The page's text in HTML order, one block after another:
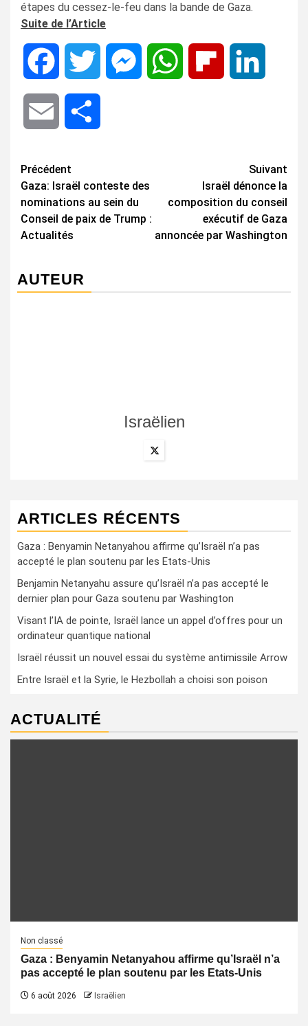
étapes du cessez-le-feu dans la bande de Gaza.
Suite de l’Article
Facebook Twitter MessengerWhatsApp Flipboard
Email
Navigation
d’article
Précédent
Gaza: Israël conteste des
nominations au sein du
Conseil de paix de Trump :
Actualités
Suivant
Israël dénonce la
composition du conseil
exécutif de Gaza
annoncée par Washington
AUTEUR
Israëlien
ARTICLES RÉCENTS
Gaza : Benyamin Netanyahou affirme qu’Israël n’a pas
accepté le plan soutenu par les Etats-Unis
Benjamin Netanyahu assure qu’Israël n’a pas accepté le
dernier plan pour Gaza soutenu par Washington
Visant l’IA de pointe, Israël lance un appel d’offres pour un
ordinateur quantique national
Israël réussit un nouvel essai du système antimissile Arrow
Entre Israël et la Syrie, le Hezbollah a choisi son poison
ACTUALITÉ
Non classé
Gaza : Benyamin Netanyahou affirme qu’Israël n’a
pas accepté le plan soutenu par les Etats-Unis
6 août 2026 Israëlien